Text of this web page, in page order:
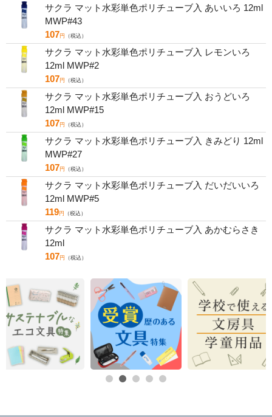
サクラ マット水彩単色ポリチューブ入 あいいろ 12ml
MWP#43
107円 （税込）
サクラ マット水彩単色ポリチューブ入 レモンいろ
12ml MWP#2
107円 （税込）
サクラ マット水彩単色ポリチューブ入 おうどいろ
12ml MWP#15
107円 （税込）
サクラ マット水彩単色ポリチューブ入 きみどり 12ml
MWP#27
107円 （税込）
サクラ マット水彩単色ポリチューブ入 だいだいいろ
12ml MWP#5
119円 （税込）
サクラ マット水彩単色ポリチューブ入 あかむらさき
12ml
107円 （税込）